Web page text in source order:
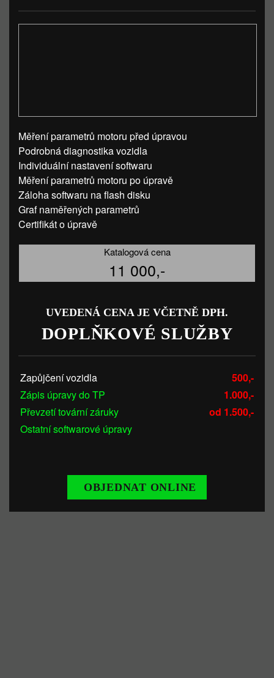
Měření parametrů motoru před úpravou
Podrobná diagnostika vozidla
Individuální nastavení softwaru
Měření parametrů motoru po úpravě
Záloha softwaru na flash disku
Graf naměřených parametrů
Certifikát o úpravě
Katalogová cena
11 000,-
UVEDENÁ CENA JE VČETNĚ DPH.
DOPLŇKOVÉ SLUŽBY
Zapůjčení vozidla
500,-
Zápis úpravy do TP
1.000,-
Převzetí tovární záruky
od 1.500,-
Ostatní softwarové úpravy
OBJEDNAT ONLINE